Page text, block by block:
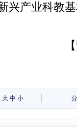
兴产业科教
大 中 小